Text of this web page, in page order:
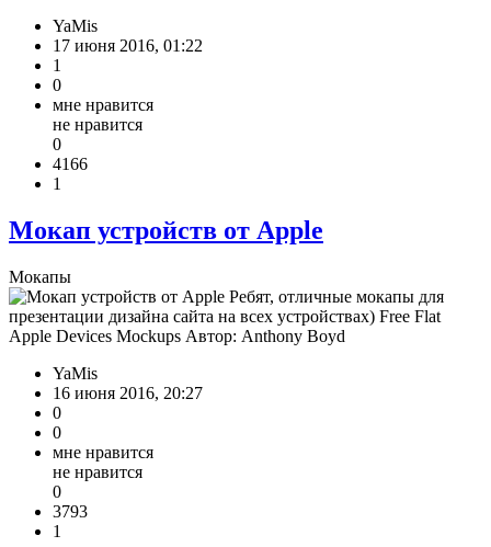
YaMis
17 июня 2016, 01:22
1
0
мне нравится
не нравится
0
4166
1
Мокап устройств от Apple
Мокапы
Ребят, отличные мокапы для
презентации дизайна сайта на всех устройствах) Free Flat
Apple Devices Mockups Автор: Anthony Boyd
YaMis
16 июня 2016, 20:27
0
0
мне нравится
не нравится
0
3793
1